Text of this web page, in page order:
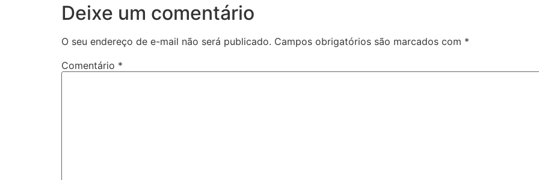
Deixe um comentário
O seu endereço de e-mail não será publicado. Campos obrigatórios são marcados com *
Comentário *